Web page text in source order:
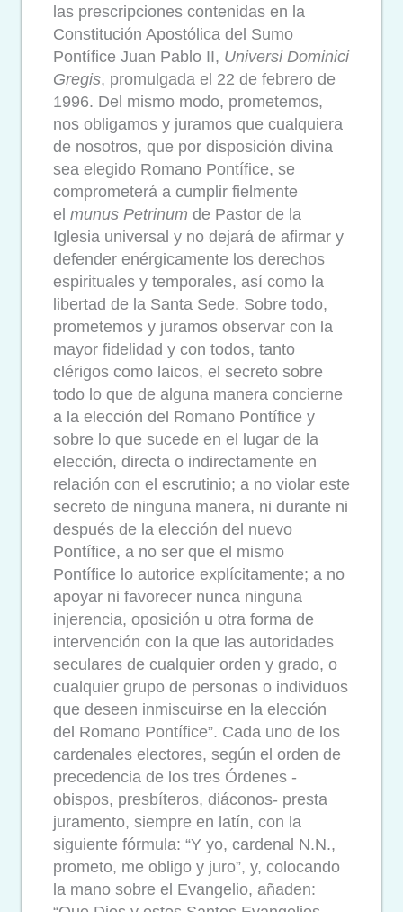
las prescripciones contenidas en la
Constitución Apostólica del Sumo
Pontífice Juan Pablo II, Universi Dominici
Gregis, promulgada el 22 de febrero de
1996. Del mismo modo, prometemos,
nos obligamos y juramos que cualquiera
de nosotros, que por disposición divina
sea elegido Romano Pontífice, se
comprometerá a cumplir fielmente
el munus Petrinum de Pastor de la
Iglesia universal y no dejará de afirmar y
defender enérgicamente los derechos
espirituales y temporales, así como la
libertad de la Santa Sede. Sobre todo,
prometemos y juramos observar con la
mayor fidelidad y con todos, tanto
clérigos como laicos, el secreto sobre
todo lo que de alguna manera concierne
a la elección del Romano Pontífice y
sobre lo que sucede en el lugar de la
elección, directa o indirectamente en
relación con el escrutinio; a no violar este
secreto de ninguna manera, ni durante ni
después de la elección del nuevo
Pontífice, a no ser que el mismo
Pontífice lo autorice explícitamente; a no
apoyar ni favorecer nunca ninguna
injerencia, oposición u otra forma de
intervención con la que las autoridades
seculares de cualquier orden y grado, o
cualquier grupo de personas o individuos
que deseen inmiscuirse en la elección
del Romano Pontífice”. Cada uno de los
cardenales electores, según el orden de
precedencia de los tres Órdenes -
obispos, presbíteros, diáconos- presta
juramento, siempre en latín, con la
siguiente fórmula: “Y yo, cardenal N.N.,
prometo, me obligo y juro”, y, colocando
la mano sobre el Evangelio, añaden: